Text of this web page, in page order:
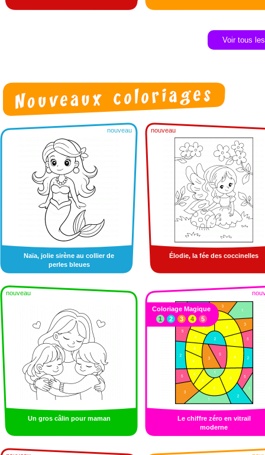
Voir tous
nouveau
Naïa, jolie sirène au collier de
perles bleues
nouveau
Élodie, la fée des coccinelles
nouveau
Un gros câlin pour maman
Le chiffre zéro en vitrail
moderne
Coloriage Magique
1
2 3 4 5